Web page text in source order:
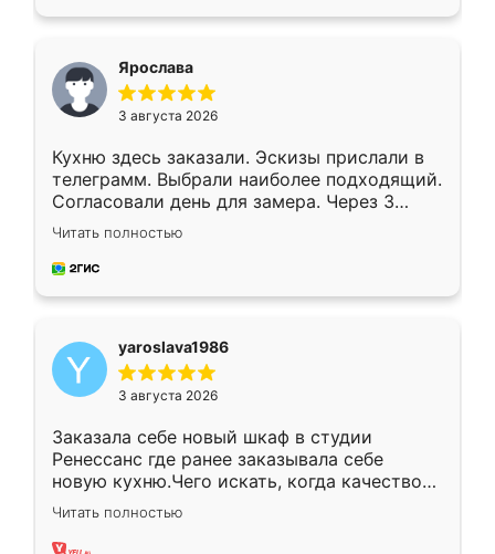
Ярослава
3 августа 2026
Кухню здесь заказали. Эскизы прислали в
телеграмм. Выбрали наиболее подходящий.
Согласовали день для замера. Через 3
недели кухня была уже готова. Остались
довольны работой. Спасибо Ренессанс
мебель за качественную работу!
Читать полностью
yaroslava1986
3 августа 2026
Заказала себе новый шкаф в студии
Ренессанс где ранее заказывала себе
новую кухню.Чего искать, когда качеством
вполне довольна. Служит кухня уже почти
два года, нареканий нет.
Читать полностью